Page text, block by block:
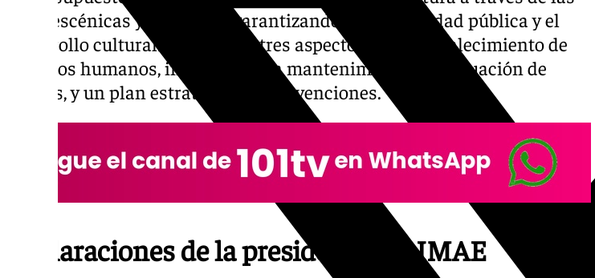
artes escénicas y la música, garantizando la rentabilidad pública y el
desarrollo cultural. Se resaltan tres aspectos clave: fortalecimiento de
recursos humanos, inversiones en mantenimiento y adecuación de
teatros, y un plan estratégico de subvenciones.
Declaraciones de la presidenta del IMAE